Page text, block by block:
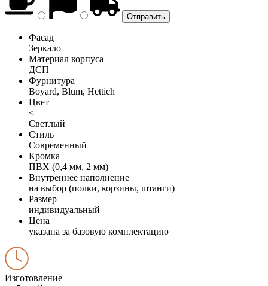
Фасад
Зеркало
Материал корпуса
ДСП
Фурнитура
Boyard, Blum, Hettich
Цвет
<
Светлый
Стиль
Современный
Кромка
ПВХ (0,4 мм, 2 мм)
Внутреннее наполнение
на выбор (полки, корзины, штанги)
Размер
индивидуальный
Цена
указана за базовую комплектацию
Изготовление